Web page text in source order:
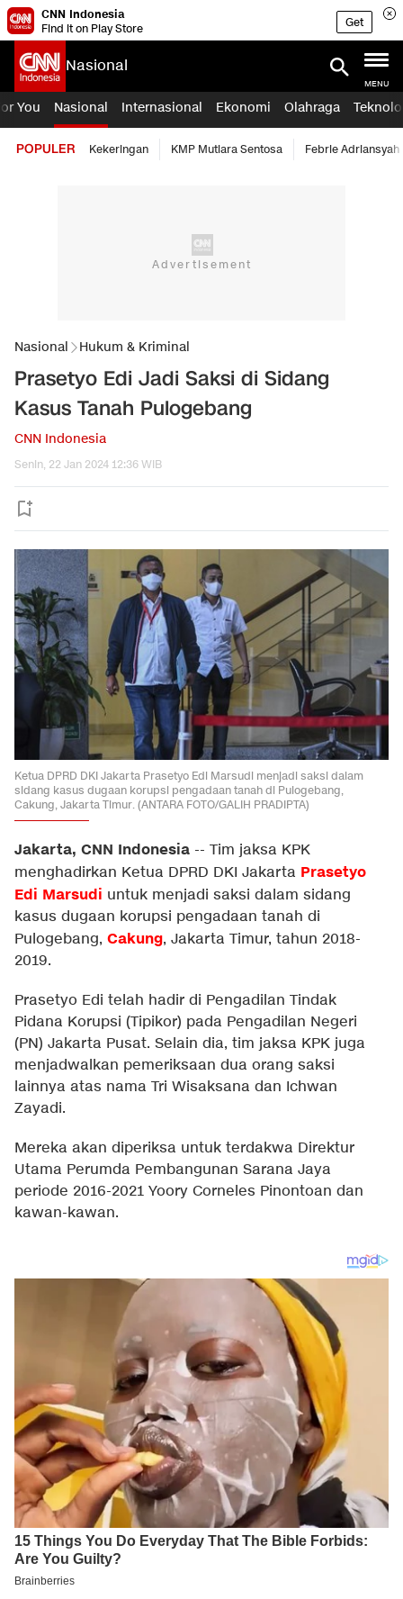
CNN Indonesia
Find it on Play Store
Get
Nasional
MENU
You Nasional Internasional Ekonomi Olahraga
POPULER Kekeringan KMP Mutiara Sentosa Febrie Adriansyah
Nasional Hukum & Kriminal
Prasetyo Edi Jadi Saksi di Sidang
Kasus Tanah Pulogebang
CNN Indonesia
Senin, 22 Jan 2024 12:36 WIB
Ketua DPRD DKI Jakarta Prasetyo Edi Marsudi menjadi saksi dalam
sidang kasus dugaan korupsi pengadaan tanah di Pulogebang,
Cakung, Jakarta Timur. (ANTARA FOTO/GALIH PRADIPTA)
Jakarta, CNN Indonesia -- Tim jaksa KPK
menghadirkan Ketua DPRD DKI Jakarta Prasetyo
Edi Marsudi untuk menjadi saksi dalam sidang
kasus dugaan korupsi pengadaan tanah di
Pulogebang, Cakung, Jakarta Timur, tahun 2018-
2019.
Prasetyo Edi telah hadir di Pengadilan Tindak
Pidana Korupsi (Tipikor) pada Pengadilan Negeri
(PN) Jakarta Pusat. Selain dia, tim jaksa KPK juga
menjadwalkan pemeriksaan dua orang saksi
lainnya atas nama Tri Wisaksana dan Ichwan
Zayadi.
Mereka akan diperiksa untuk terdakwa Direktur
Utama Perumda Pembangunan Sarana Jaya
periode 2016-2021 Yoory Corneles Pinontoan dan
kawan-kawan.